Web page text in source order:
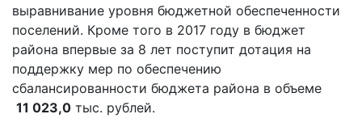
выравнивание уровня бюджетной обеспеченности
поселений. Кроме того в 2017 году в бюджет
района впервые за 8 лет поступит дотация на
поддержку мер по обеспечению
сбалансированности бюджета района в объеме
11 023,0 тыс. рублей.